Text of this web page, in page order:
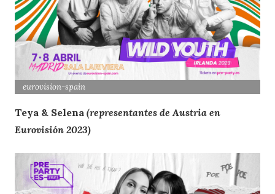
eurovision-spain
Teya & Selena (representantes de Austria en
Eurovisión 2023)